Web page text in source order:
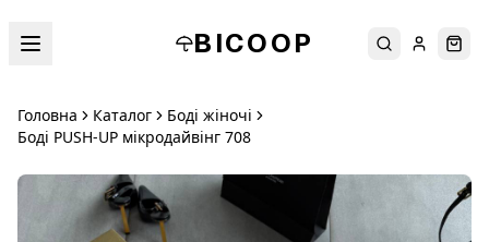
BICOOP ПошукУвійти
Головна Каталог
Боді жіночі
Боді PUSH-UP мікродайвінг 708